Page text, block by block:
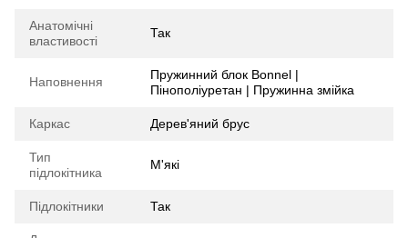
Анатомічні
властивості
Так
Наповнення
Пружинний блок Bonnel |
Пінополіуретан | Пружинна змійка
Каркас Дерев'яний брус
Тип
підлокітника
М'які
Підлокітники Так